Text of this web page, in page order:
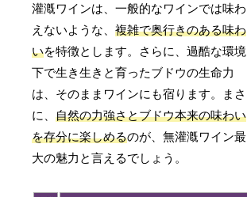
灌漑ワインは、一般的なワインでは味わ
えないような、複雑で奥行きのある味わ
いを特徴とします。さらに、過酷な環境
下で生き生きと育ったブドウの生命力
は、そのままワインにも宿ります。まさ
に、自然の力強さとブドウ本来の味わい
を存分に楽しめるのが、無灌漑ワイン最
大の魅力と言えるでしょう。